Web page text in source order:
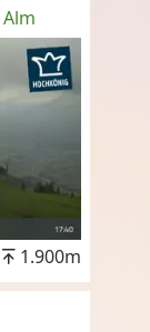
1.900m